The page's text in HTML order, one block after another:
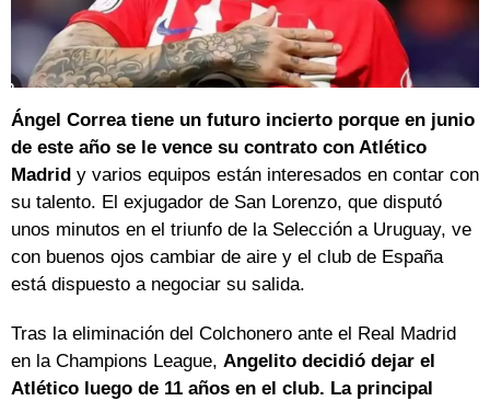
Ángel Correa tiene un futuro incierto porque en junio
de este año se le vence su contrato con Atlético
Madrid y varios equipos están interesados en contar con
su talento. El exjugador de San Lorenzo, que disputó
unos minutos en el triunfo de la Selección a Uruguay, ve
con buenos ojos cambiar de aire y el club de España
está dispuesto a negociar su salida.
Tras la eliminación del Colchonero ante el Real Madrid
en la Champions League, Angelito decidió dejar el
Atlético luego de 11 años en el club. La principal